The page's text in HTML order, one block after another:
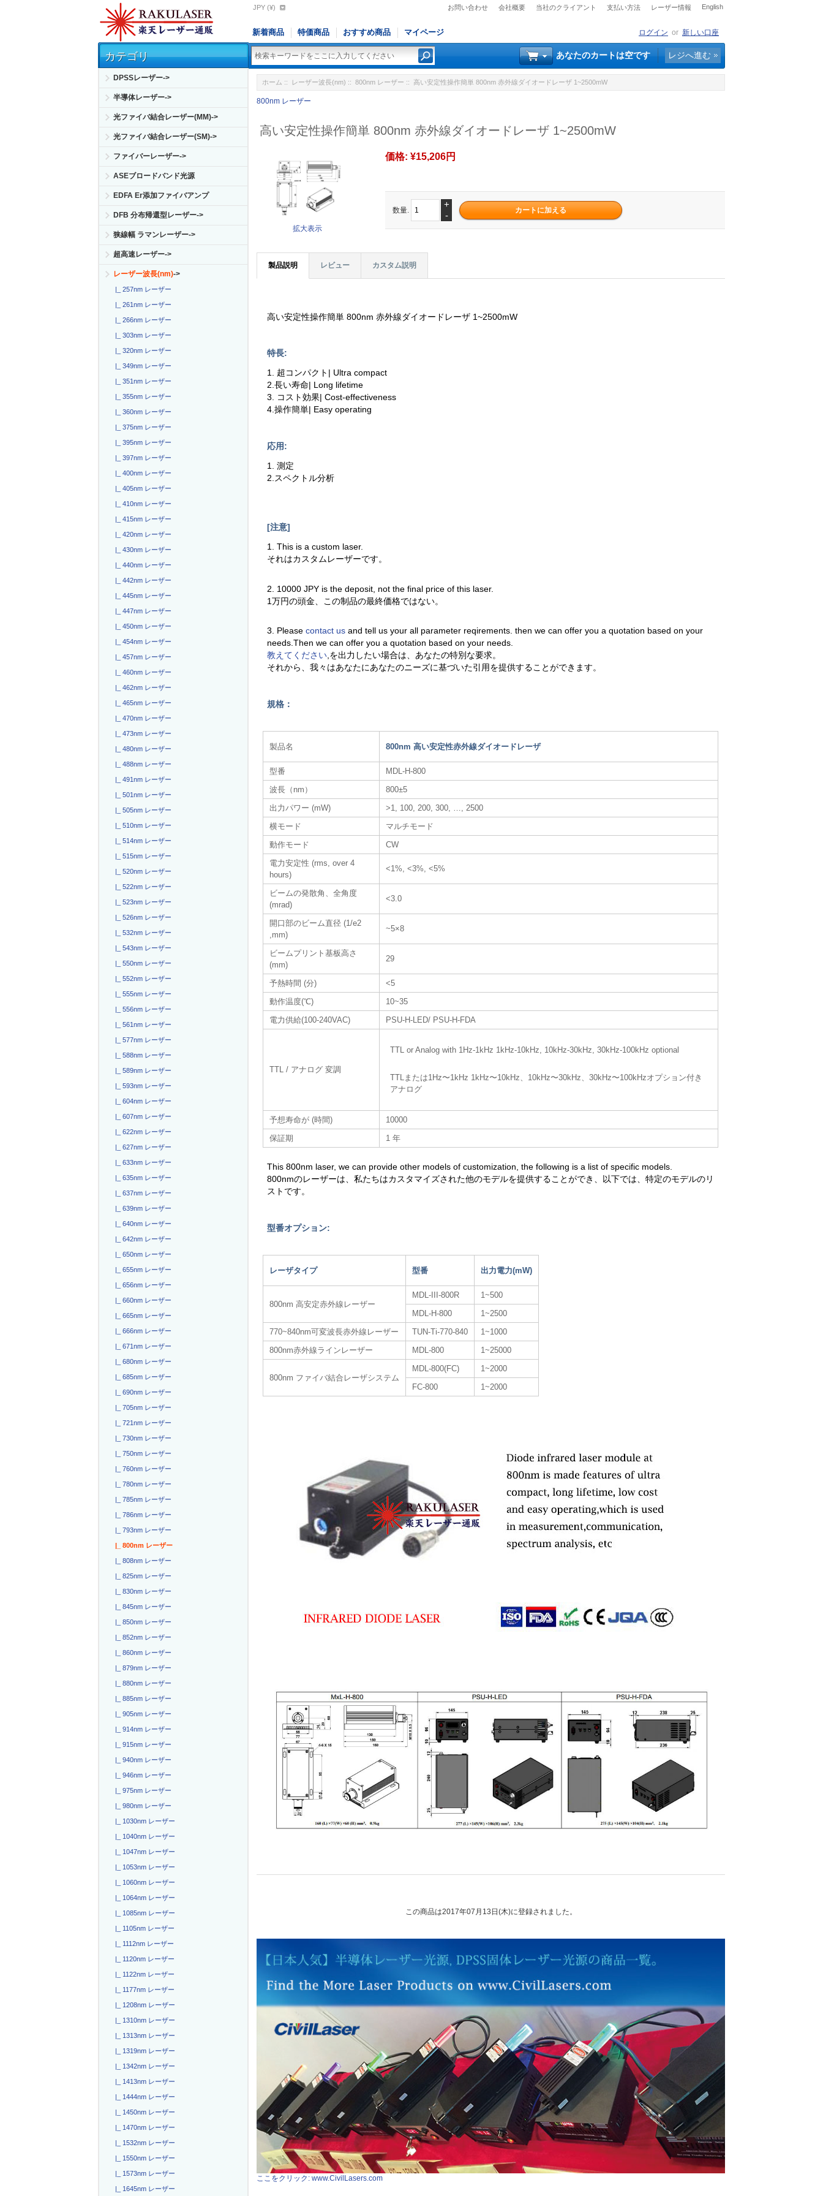
お問い合わせ 会社概要 当社のクライアント 支払い方法 レーザー情報 English
JPY (¥)
新着商品 特価商品 おすすめ商品 マイページ ログイン or 新しい口座
あなたのカートは空です レジへ進む
カテゴリ
DPSSレーザー->
半導体レーザー->
光ファイバ結合レーザー(MM)->
光ファイバ結合レーザー(SM)->
ファイバーレーザー->
ASEブロードバンド光源
EDFA Er添加ファイバアンプ
DFB 分布帰還型レーザー->
狭線幅 ラマンレーザー->
超高速レーザー->
レーザー波長(nm)->
|_ 257nm レーザー
|_ 261nm レーザー
|_ 266nm レーザー
|_ 303nm レーザー
|_ 320nm レーザー
|_ 349nm レーザー
|_ 351nm レーザー
|_ 355nm レーザー
|_ 360nm レーザー
|_ 375nm レーザー
|_ 395nm レーザー
|_ 397nm レーザー
|_ 400nm レーザー
|_ 405nm レーザー
|_ 410nm レーザー
|_ 415nm レーザー
|_ 420nm レーザー
|_ 430nm レーザー
|_ 440nm レーザー
|_ 442nm レーザー
|_ 445nm レーザー
|_ 447nm レーザー
|_ 450nm レーザー
|_ 454nm レーザー
|_ 457nm レーザー
|_ 460nm レーザー
|_ 462nm レーザー
|_ 465nm レーザー
|_ 470nm レーザー
|_ 473nm レーザー
|_ 480nm レーザー
|_ 488nm レーザー
|_ 491nm レーザー
|_ 501nm レーザー
|_ 505nm レーザー
|_ 510nm レーザー
|_ 514nm レーザー
|_ 515nm レーザー
|_ 520nm レーザー
|_ 522nm レーザー
|_ 523nm レーザー
|_ 526nm レーザー
|_ 532nm レーザー
|_ 543nm レーザー
|_ 550nm レーザー
|_ 552nm レーザー
|_ 555nm レーザー
|_ 556nm レーザー
|_ 561nm レーザー
|_ 577nm レーザー
|_ 588nm レーザー
|_ 589nm レーザー
|_ 593nm レーザー
|_ 604nm レーザー
|_ 607nm レーザー
|_ 622nm レーザー
|_ 627nm レーザー
|_ 633nm レーザー
|_ 635nm レーザー
|_ 637nm レーザー
|_ 639nm レーザー
|_ 640nm レーザー
|_ 642nm レーザー
|_ 650nm レーザー
|_ 655nm レーザー
|_ 656nm レーザー
|_ 660nm レーザー
|_ 665nm レーザー
|_ 666nm レーザー
|_ 671nm レーザー
|_ 680nm レーザー
|_ 685nm レーザー
|_ 690nm レーザー
|_ 705nm レーザー
|_ 721nm レーザー
|_ 730nm レーザー
|_ 750nm レーザー
|_ 760nm レーザー
|_ 780nm レーザー
|_ 785nm レーザー
|_ 786nm レーザー
|_ 793nm レーザー
|_ 800nm レーザー
|_ 808nm レーザー
|_ 825nm レーザー
|_ 830nm レーザー
|_ 845nm レーザー
|_ 850nm レーザー
|_ 852nm レーザー
|_ 860nm レーザー
|_ 879nm レーザー
|_ 880nm レーザー
|_ 885nm レーザー
|_ 905nm レーザー
|_ 914nm レーザー
|_ 915nm レーザー
|_ 940nm レーザー
|_ 946nm レーザー
|_ 975nm レーザー
|_ 980nm レーザー
|_ 1030nm レーザー
|_ 1040nm レーザー
|_ 1047nm レーザー
|_ 1053nm レーザー
|_ 1060nm レーザー
|_ 1064nm レーザー
|_ 1085nm レーザー
|_ 1105nm レーザー
|_ 1112nm レーザー
|_ 1120nm レーザー
|_ 1122nm レーザー
|_ 1177nm レーザー
|_ 1208nm レーザー
|_ 1310nm レーザー
|_ 1313nm レーザー
|_ 1319nm レーザー
|_ 1342nm レーザー
|_ 1413nm レーザー
|_ 1444nm レーザー
|_ 1450nm レーザー
|_ 1470nm レーザー
|_ 1532nm レーザー
|_ 1550nm レーザー
|_ 1573nm レーザー
|_ 1645nm レーザー
ホーム :: レーザー波長(nm) ::800nm レーザー :: 高い安定性操作簡単 800nm 赤外線ダイオードレーザ 1~2500mW
800nm レーザー
高い安定性操作簡単 800nm 赤外線ダイオードレーザ 1~2500mW
拡大表示
価格:¥15,206円
数量.
+
-
製品説明 レビュー カスタム説明
高い安定性操作簡単 800nm 赤外線ダイオードレーザ 1~2500mW
特長:
1. 超コンパクト| Ultra compact
2.長い寿命| Long lifetime
3. コスト効果| Cost-effectiveness
4.操作簡単| Easy operating
応用:
1. 測定
2.スペクトル分析
[注意]
1. This is a custom laser.
それはカスタムレーザーです。
2. 10000 JPY is the deposit, not the final price of this laser.
1万円の頭金、この制品の最終価格ではない。
3. Pleasecontact usand tell us your all parameter reqirements. then we can offer you a quotation based on your
needs.Then we can offer you a quotation based on your needs.
教えてください,を出力したい場合は、あなたの特別な要求。
それから、我々はあなたにあなたのニーズに基づいた引用を提供することができます。
規格：
製品名 800nm 高い安定性赤外線ダイオードレーザ
型番
MDL-H-800
波長（nm）
800±5
出力パワー (mW)
>1, 100, 200, 300, …, 2500
横モード
マルチモード
動作モード
CW
電力安定性 (rms, over 4
hours)
<1%, <3%, <5%
ビームの発散角、全角度
(mrad)
<3.0
開口部のビーム直径 (1/e2
,mm)
~5×8
ビームプリント基板高さ
(mm)
29
予熱時間 (分)
<5
動作温度(℃)
10~35
電力供給(100-240VAC)
PSU-H-LED/ PSU-H-FDA
TTL / アナログ 変調
TTL or Analog with 1Hz-1kHz 1kHz-10kHz, 10kHz-30kHz, 30kHz-100kHz optional
TTLまたは1Hz〜1kHz 1kHz〜10kHz、10kHz〜30kHz、30kHz〜100kHzオプション付き
アナログ
予想寿命が (時間)
10000
保証期
1 年
This 800nm laser, we can provide other models of customization, the following is a list of specific models.
800nmのレーザーは、私たちはカスタマイズされた他のモデルを提供することができ、以下では、特定のモデルのリ
ストです。
型番オプション:
レーザタイプ 型番 出力電力(mW)
800nm 高安定赤外線レーザー
MDL-III-800R
1~500
MDL-H-800
1~2500
770~840nm可変波長赤外線レーザー
TUN-Ti-770-840
1~1000
800nm赤外線ラインレーザー
MDL-800 1~25000
800nm ファイバ結合レーザシステム
MDL-800(FC)
1~2000
FC-800
1~2000
この商品は2017年07月13日(木)に登録されました。
ここをクリック: www.CivilLasers.com